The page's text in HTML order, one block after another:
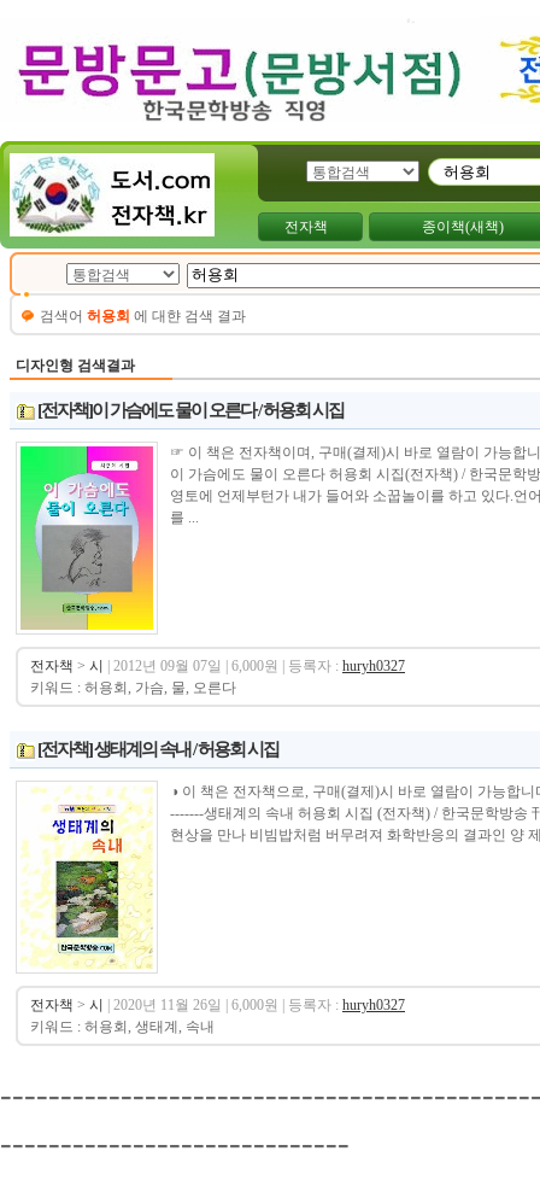
전자책 종이책(새책)
검색어 허용회 에 대햔 검색 결과
디자인형 검색결과
[전자책]이 가슴에도 물이 오른다 / 허용회 시집
☞ 이 책은 전자책이며, 구매(결제)시 바로 열람이 가능합
이 가슴에도 물이 오른다 허용회 시집(전자책) / 한국문학
영토에 언제부턴가 내가 들어와 소꿉놀이를 하고 있다.언
를 ...
전자책 > 시 | 2012년 09월 07일 | 6,000원 | 등록자 : huryh0327
키워드 : 허용회, 가슴, 물, 오른다
[전자책] 생태계의 속내 / 허용회 시집
◑ 이 책은 전자책으로, 구매(결제)시 바로 열람이 가능합
-------생태계의 속내 허용회 시집 (전자책) / 한국문학방송
현상을 만나 비빔밥처럼 버무려져 화학반응의 결과인 양
전자책 > 시 | 2020년 11월 26일 | 6,000원 | 등록자 : huryh0327
키워드 : 허용회, 생태계, 속내
-----------------------------